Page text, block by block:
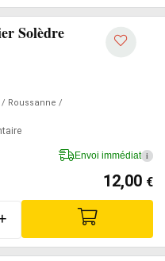
Solèdre
/ Roussanne /
Envoi immédiat i
12,00 €